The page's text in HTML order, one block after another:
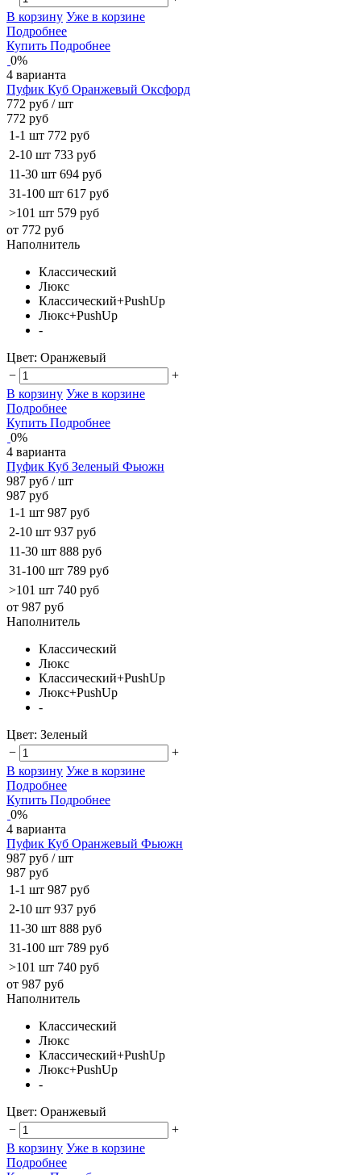
В корзину Уже в корзине
Подробнее
Купить Подробнее
0%
4 варианта
Пуфик Куб Оранжевый Оксфорд
772 руб / шт
772 руб
1-1 шт 772 руб
2-10 шт 733 руб
11-30 шт 694 руб
31-100 шт 617 руб
>101 шт 579 руб
от 772 руб
Наполнитель
Классический
Люкс
Классический+PushUp
Люкс+PushUp
-
Цвет: Оранжевый
−
+
В корзину Уже в корзине
Подробнее
Купить Подробнее
0%
4 варианта
Пуфик Куб Зеленый Фьюжн
987 руб / шт
987 руб
1-1 шт 987 руб
2-10 шт 937 руб
11-30 шт 888 руб
31-100 шт 789 руб
>101 шт 740 руб
от 987 руб
Наполнитель
Классический
Люкс
Классический+PushUp
Люкс+PushUp
-
Цвет: Зеленый
−
+
В корзину Уже в корзине
Подробнее
Купить Подробнее
0%
4 варианта
Пуфик Куб Оранжевый Фьюжн
987 руб / шт
987 руб
1-1 шт 987 руб
2-10 шт 937 руб
11-30 шт 888 руб
31-100 шт 789 руб
>101 шт 740 руб
от 987 руб
Наполнитель
Классический
Люкс
Классический+PushUp
Люкс+PushUp
-
Цвет: Оранжевый
−
+
В корзину Уже в корзине
Подробнее